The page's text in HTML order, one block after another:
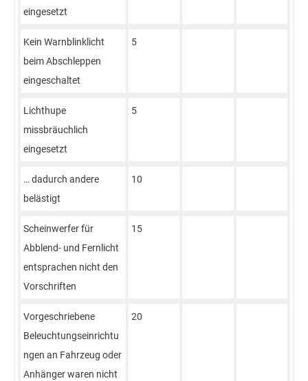
eingesetzt
Kein Warnblinklicht
beim Abschleppen
eingeschaltet
5
Lichthupe
missbräuchlich
eingesetzt
5
… dadurch andere
belästigt
10
Scheinwerfer für
Abblend- und Fernlicht
entsprachen nicht den
Vorschriften
15
Vorgeschriebene
Beleuchtungseinrichtu
ngen an Fahrzeug oder
Anhänger waren nicht
20